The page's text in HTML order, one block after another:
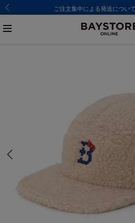
ご注文集中による発送につい